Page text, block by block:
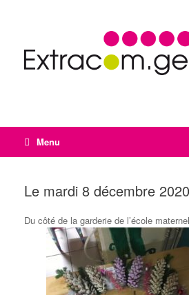
Menu
Le mardi 8 décembre 2020
Du côté de la garderie de l’école